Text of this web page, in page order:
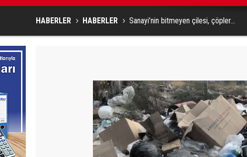
HABERLER HABERLER Sanayi’nin bitmeyen çilesi, çöpler…